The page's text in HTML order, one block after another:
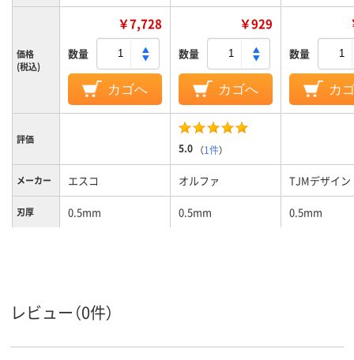
価格
(税込)
￥7,728
数量
カゴへ
￥929
数量
カゴへ
数量
カ
評価
5.0 （1件）
メーカー エスコ オルファ TJMデザイン
刃厚 0.5mm 0.5mm 0.5mm
レビュー（0件）